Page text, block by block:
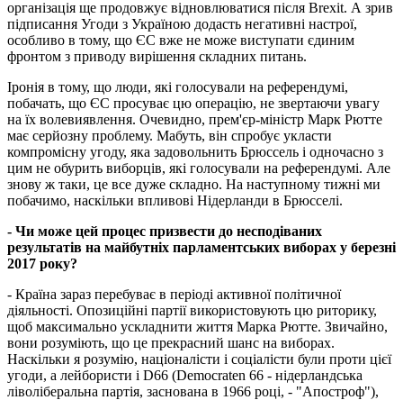
організація ще продовжує відновлюватися після Brexit. А зрив
підписання Угоди з Україною додасть негативні настрої,
особливо в тому, що ЄС вже не може виступати єдиним
фронтом з приводу вирішення складних питань.
Іронія в тому, що люди, які голосували на референдумі,
побачать, що ЄС просуває цю операцію, не звертаючи увагу
на їх волевиявлення. Очевидно, прем'єр-міністр Марк Рютте
має серйозну проблему. Мабуть, він спробує укласти
компромісну угоду, яка задовольнить Брюссель і одночасно з
цим не обурить виборців, які голосували на референдумі. Але
знову ж таки, це все дуже складно. На наступному тижні ми
побачимо, наскільки впливові Нідерланди в Брюсселі.
- Чи може цей процес призвести до несподіваних
результатів на майбутніх парламентських виборах у березні
2017 року?
- Країна зараз перебуває в періоді активної політичної
діяльності. Опозиційні партії використовують цю риторику,
щоб максимально ускладнити життя Марка Рютте. Звичайно,
вони розуміють, що це прекрасний шанс на виборах.
Наскільки я розумію, націоналісти і соціалісти були проти цієї
угоди, а лейбористи і D66 (Democraten 66 - нідерландська
ліволіберальна партія, заснована в 1966 році, - "Апостроф"),